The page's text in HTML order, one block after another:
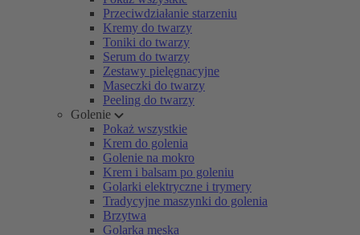
Przeciwdziałanie starzeniu
Kremy do twarzy
Toniki do twarzy
Serum do twarzy
Zestawy pielęgnacyjne
Maseczki do twarzy
Peeling do twarzy
Golenie
Pokaż wszystkie
Krem do golenia
Golenie na mokro
Krem i balsam po goleniu
Golarki elektryczne i trymery
Tradycyjne maszynki do golenia
Brzytwa
Golarka męska